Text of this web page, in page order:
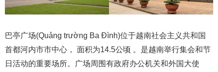
巴亭广场(Quảng trường Ba Đình)位于越南社会主义共和国
首都河内市市中心， 面积为14.5公顷 。是越南举行集会和节
日活动的重要场所。广场周围有政府办公机关和外国大使